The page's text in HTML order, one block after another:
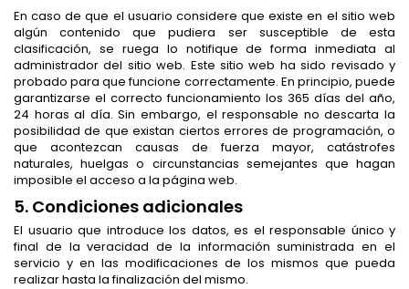
En caso de que el usuario considere que existe en el sitio web
algún contenido que pudiera ser susceptible de esta
clasificación, se ruega lo notifique de forma inmediata al
administrador del sitio web. Este sitio web ha sido revisado y
probado para que funcione correctamente. En principio, puede
garantizarse el correcto funcionamiento los 365 días del año,
24 horas al día. Sin embargo, el responsable no descarta la
posibilidad de que existan ciertos errores de programación, o
que acontezcan causas de fuerza mayor, catástrofes
naturales, huelgas o circunstancias semejantes que hagan
imposible el acceso a la página web.
5. Condiciones adicionales
El usuario que introduce los datos, es el responsable único y
final de la veracidad de la información suministrada en el
servicio y en las modificaciones de los mismos que pueda
realizar hasta la finalización del mismo.